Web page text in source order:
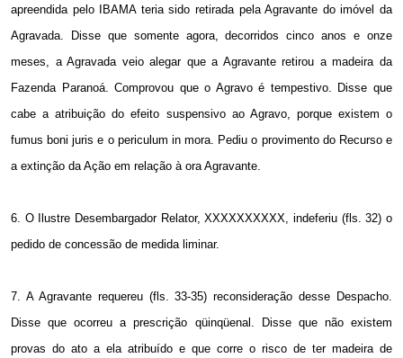
apreendida pelo IBAMA teria sido retirada pela Agravante do imóvel da
Agravada. Disse que somente agora, decorridos cinco anos e onze
meses, a Agravada veio alegar que a Agravante retirou a madeira da
Fazenda Paranoá. Comprovou que o Agravo é tempestivo. Disse que
cabe a atribuição do efeito suspensivo ao Agravo, porque existem o
fumus boni juris e o periculum in mora. Pediu o provimento do Recurso e
a extinção da Ação em relação à ora Agravante.
6. O Ilustre Desembargador Relator, XXXXXXXXXX, indeferiu (fls. 32) o
pedido de concessão de medida liminar.
7. AAgravante requereu (fls. 33-35) reconsideração desse Despacho.
Disse que ocorreu a prescrição qüinqüenal. Disse que não existem
provas do ato a ela atribuído e que corre o risco de ter madeira de